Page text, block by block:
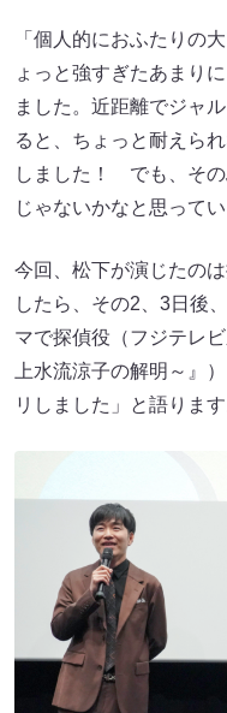
「個人的におふたりの
ょっと強すぎたあまり
ました。近距離でジャ
ると、ちょっと耐えら
しました！ でも、そ
じゃないかなと思ってい
今回、松下が演じたの
したら、その2、3日後
マで探偵役（フジテレ
上水流涼子の解明～』
リしました」と語ります